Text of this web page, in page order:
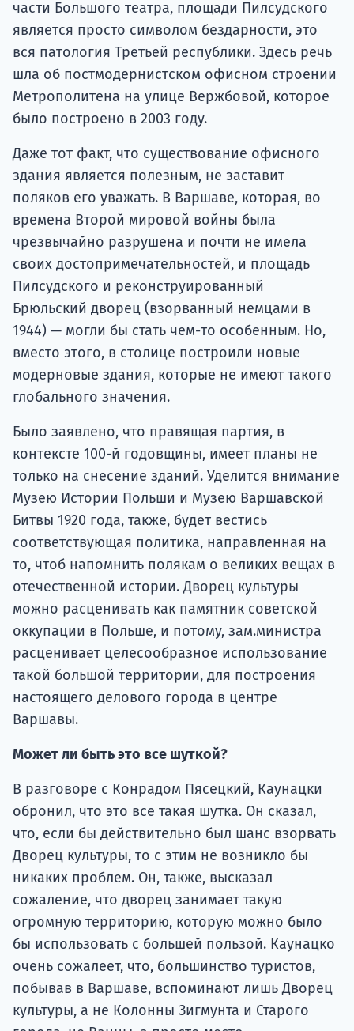
части Большого театра, площади Пилсудского
является просто символом бездарности, это
вся патология Третьей республики. Здесь речь
шла об постмодернистском офисном строении
Метрополитена на улице Вержбовой, которое
было построено в 2003 году.
Даже тот факт, что существование офисного
здания является полезным, не заставит
поляков его уважать. В Варшаве, которая, во
времена Второй мировой войны была
чрезвычайно разрушена и почти не имела
своих достопримечательностей, и площадь
Пилсудского и реконструированный
Брюльский дворец (взорванный немцами в
1944) — могли бы стать чем-то особенным. Но,
вместо этого, в столице построили новые
модерновые здания, которые не имеют такого
глобального значения.
Было заявлено, что правящая партия, в
контексте 100-й годовщины, имеет планы не
только на снесение зданий. Уделится внимание
Музею Истории Польши и Музею Варшавской
Битвы 1920 года, также, будет вестись
соответствующая политика, направленная на
то, чтоб напомнить полякам о великих вещах в
отечественной истории. Дворец культуры
можно расценивать как памятник советской
оккупации в Польше, и потому, зам.министра
расценивает целесообразное использование
такой большой территории, для построения
настоящего делового города в центре
Варшавы.
Может ли быть это все шуткой?
В разговоре с Конрадом Пясецкий, Каунацки
обронил, что это все такая шутка. Он сказал,
что, если бы действительно был шанс взорвать
Дворец культуры, то с этим не возникло бы
никаких проблем. Он, также, высказал
сожаление, что дворец занимает такую
огромную территорию, которую можно было
бы использовать с большей пользой. Каунацко
очень сожалеет, что, большинство туристов,
побывав в Варшаве, вспоминают лишь Дворец
культуры, а не Колонны Зигмунта и Старого